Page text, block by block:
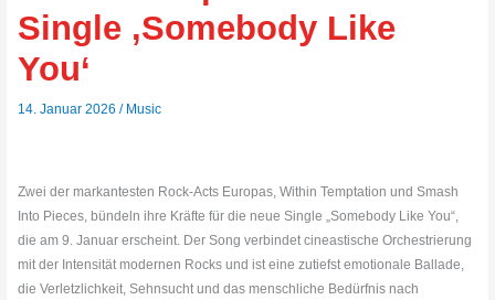
Single ‚Somebody Like
You‘
14. Januar 2026/ Music
Zwei der markantesten Rock-Acts Europas, Within Temptation und Smash
Into Pieces, bündeln ihre Kräfte für die neue Single „Somebody Like You“,
die am 9. Januar erscheint. Der Song verbindet cineastische Orchestrierung
mit der Intensität modernen Rocks und ist eine zutiefst emotionale Ballade,
die Verletzlichkeit, Sehnsucht und das menschliche Bedürfnis nach